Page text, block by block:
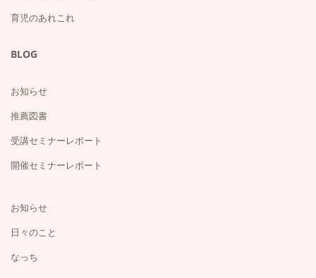
育児のあれこれ
BLOG
お知らせ
推薦図書
受講セミナーレポート
開催セミナーレポート
お知らせ
日々のこと
なっち